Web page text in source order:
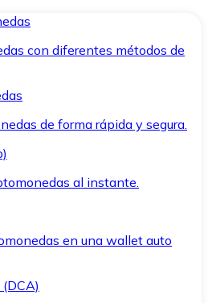
con diferentes métodos de
de forma rápida y segura.
al instante.
en una wallet auto